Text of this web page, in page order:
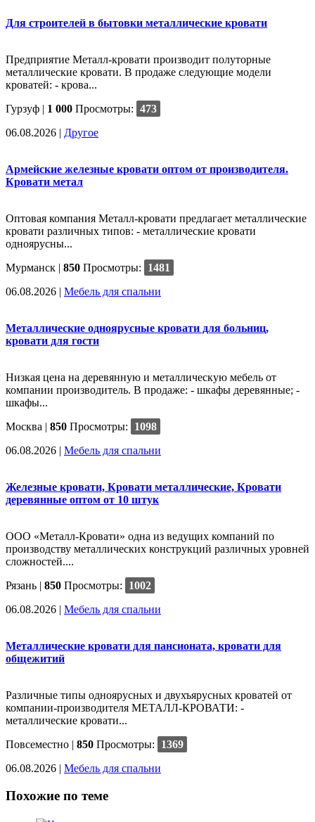
Для строителей в бытовки металлические кровати
Предприятие Металл-кровати производит полуторные
металлические кровати. В продаже следующие модели
кроватей: - крова...
Гурзуф | 1 000 Просмотры: 473
06.08.2026 | Другое
Армейские железные кровати оптом от производителя.
Кровати метал
Оптовая компания Металл-кровати предлагает металлические
кровати различных типов: - металлические кровати
одноярусны...
Мурманск | 850 Просмотры:
1481
06.08.2026 | Мебель для спальни
Металлические одноярусные кровати для больниц,
кровати для гости
Низкая цена на деревянную и металлическую мебель от
компании производитель. В продаже: - шкафы деревянные; -
шкафы...
Москва | 850 Просмотры:
1098
06.08.2026 | Мебель для спальни
Железные кровати, Кровати металлические, Кровати
деревянные оптом от 10 штук
ООО «Металл-Кровати» одна из ведущих компаний по
производству металлических конструкций различных уровней
сложностей....
Рязань | 850 Просмотры:
1002
06.08.2026 | Мебель для спальни
Металлические кровати для пансионата, кровати для
общежитий
Различные типы одноярусных и двухъярусных кроватей от
компании-производителя МЕТАЛЛ-КРОВАТИ: -
металлические кровати...
Повсеместно | 850 Просмотры:
1369
06.08.2026 | Мебель для спальни
Похожие по теме